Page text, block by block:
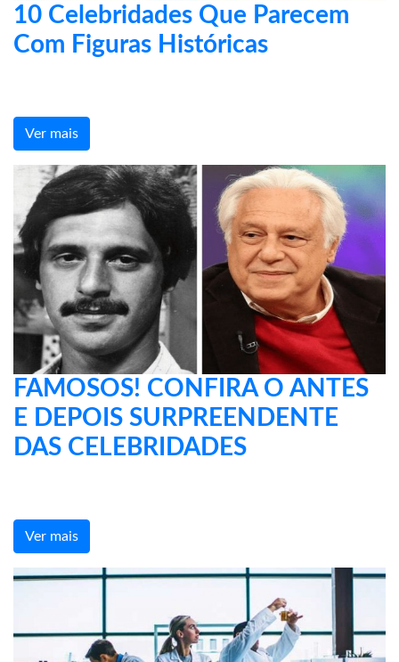
10 Celebridades Que Parecem
Com Figuras Históricas
Ver mais
FAMOSOS! CONFIRA O ANTES
E DEPOIS SURPREENDENTE
DAS CELEBRIDADES
Ver mais